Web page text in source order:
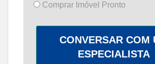
Comprar Imóvel Pronto
CONVERSAR COM
ESPECIALISTA